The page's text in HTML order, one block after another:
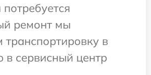
ремонт мы
транспортировку в
в сервисный центр